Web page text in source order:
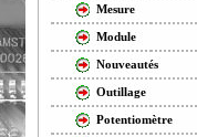
Mesure
Module
Nouveautés
Outillage
Potentiomètre